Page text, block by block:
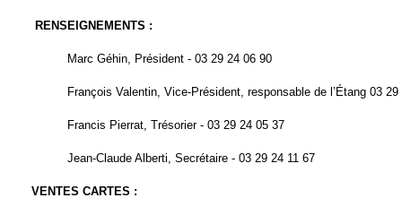
RENSEIGNEMENTS :
Marc Géhin, Président - 03 29 24 06 90
François Valentin, Vice-Président, responsable de l’Étang 03 29
Francis Pierrat, Trésorier - 03 29 24 05 37
Jean-Claude Alberti, Secrétaire - 03 29 24 11 67
VENTES CARTES :